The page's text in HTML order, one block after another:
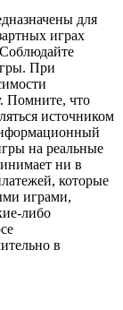
для
играх
При
Помните, что
источником
на реальные
ни в
которые
играми,
либо
в